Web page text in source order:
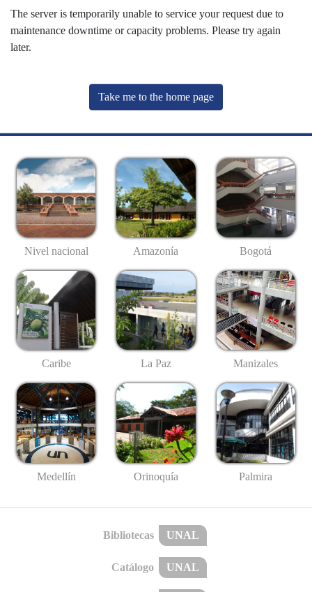
The server is temporarily unable to service your request due to
maintenance downtime or capacity problems. Please try again
later.
Take me to the home page
Nivel nacional Amazonía Bogotá
Caribe La Paz Manizales
Medellín Orinoquía Palmira
Bibliotecas UNAL
Catálogo UNAL